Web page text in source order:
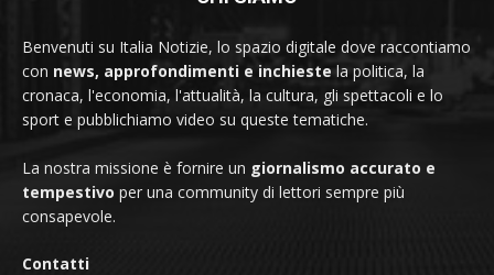
Benvenuti su Italia Notizie, lo spazio digitale dove raccontiamo
con news, approfondimenti e inchieste la politica, la
cronaca, l'economia, l'attualità, la cultura, gli spettacoli e lo
sport e pubblichiamo video su queste tematiche.
La nostra missione è fornire un giornalismo accurato e
tempestivo per una community di lettori sempre più
consapevole.
Contatti